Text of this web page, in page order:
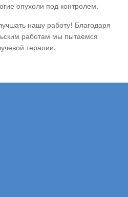
опухоли под контролем.
нашу работу! Благодаря
работам мы пытаемся
терапии.